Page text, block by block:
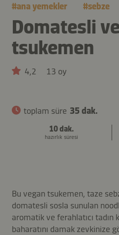
#ana yemekler #sebze
Domatesli
tsukemen
4,2 13 oy
toplam süre 35 dak.
10 dak.
hazırlık süresi
Bu vegan tsukemen, taze
domatesli sosla sunulan
aromatik ve ferahlatıcı tadın
baharatını damak zevkinize